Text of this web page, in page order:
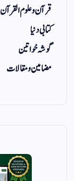
قرآن و علوم القرآن
کتابی دنیا
گوشہ خواتین
مضامین و مقالات